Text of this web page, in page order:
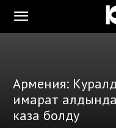
Армения:
имарат
каза болду